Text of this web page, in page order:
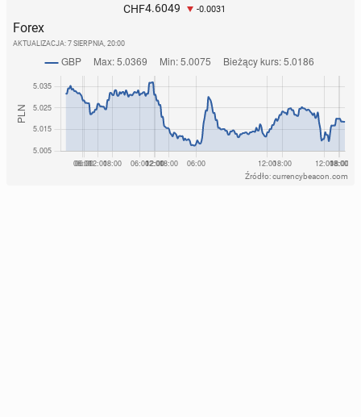
CHF4.6049 -0.0031
Forex
AKTUALIZACJA: 7 SIERPNIA, 20:00
Źródło: currencybeacon.com